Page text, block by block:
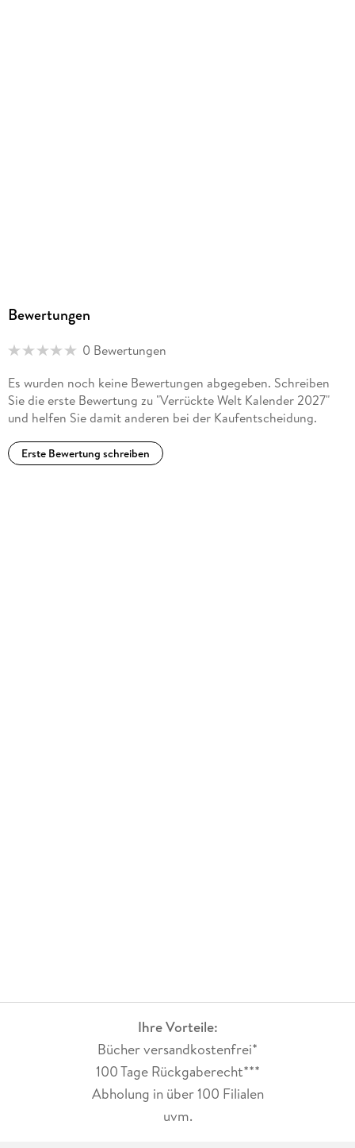
Bewertungen
0 Bewertungen
Es wurden noch keine Bewertungen abgegeben. Schreiben
Sie die erste Bewertung zu "Verrückte Welt Kalender 2027"
und helfen Sie damit anderen bei der Kaufentscheidung.
Erste Bewertung schreiben
Ihre Vorteile:
Bücher versandkostenfrei*
100 Tage Rückgaberecht***
Abholung in über 100 Filialen
uvm.